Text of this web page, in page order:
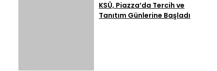
KSÜ, Piazza’da Tercih ve
Tanıtım Günlerine Başladı